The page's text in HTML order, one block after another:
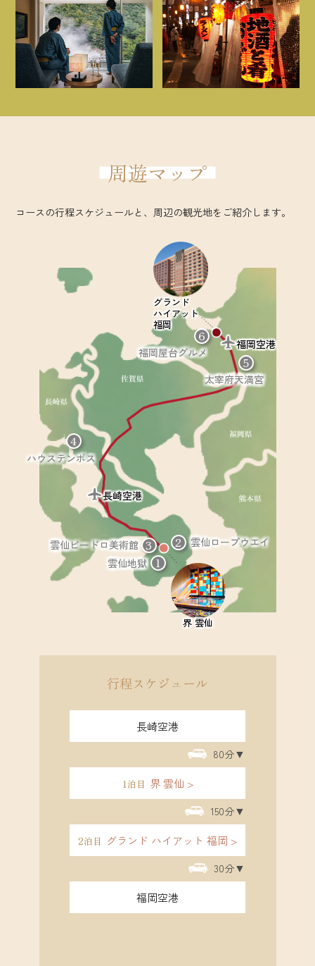
周遊マップ
コースの行程スケジュールと、周辺の観光地をご紹介します。
1
雲仙地獄
2 雲仙ロープウエイ
3
雲仙ビードロ美術館
4
ハウステンボス
5
太宰府天満宮
6
福岡屋台グルメ
界 雲仙
グランド
ハイアット
福岡
長崎空港
福岡空港
行程スケジュール
長崎空港
80分
1泊目 界 雲仙
150分
2泊目 グランド ハイアット 福岡
30分
福岡空港